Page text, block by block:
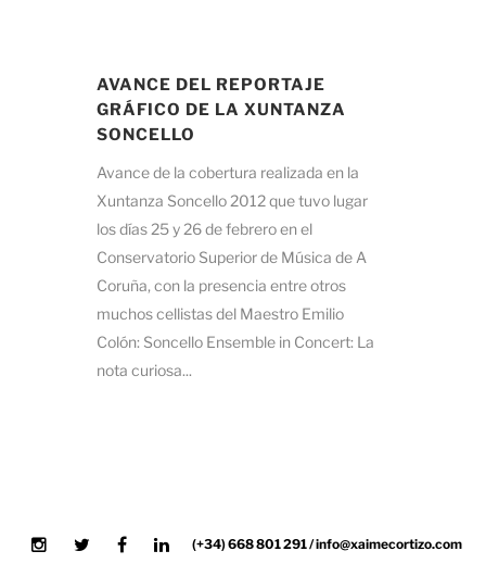
AVANCE DEL REPORTAJE
GRÁFICO DE LA XUNTANZA
SONCELLO
Avance de la cobertura realizada en la
Xuntanza Soncello 2012 que tuvo lugar
los días 25 y 26 de febrero en el
Conservatorio Superior de Música de A
Coruña, con la presencia entre otros
muchos cellistas del Maestro Emilio
Colón: Soncello Ensemble in Concert: La
nota curiosa...
(+34) 668 801 291 / info@xaimecortizo.com